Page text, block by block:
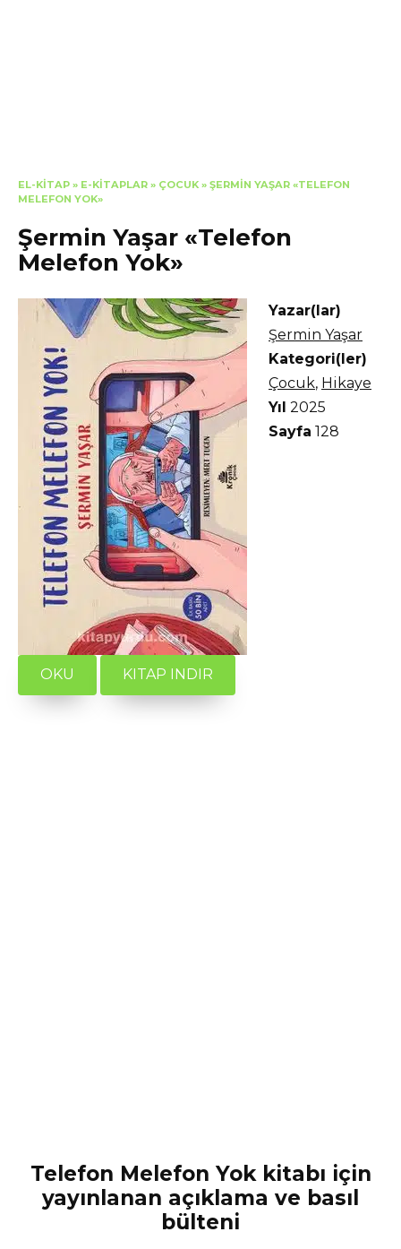
EL-KITAP » E-KITAPLAR » ÇOCUK » ŞERMIN YAŞAR «TELEFON
MELEFON YOK»
Şermin Yaşar «Telefon
Melefon Yok»
Yazar(lar)
Şermin Yaşar
Kategori(ler)
Çocuk, Hikaye
Yıl 2025
Sayfa 128
OKU KITAP INDIR
Telefon Melefon Yok kitabı için
yayınlanan açıklama ve basıl
bülteni